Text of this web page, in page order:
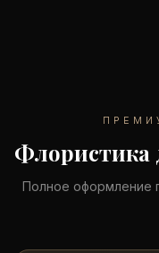
Флористика
Полное оформление